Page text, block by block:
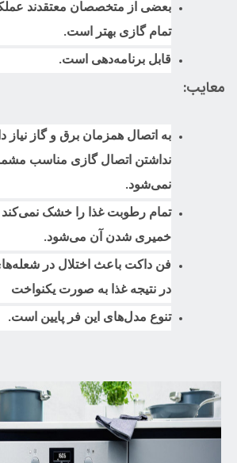
بعضی از متخصصان معتقدند
تمام گازی بهتر است.
قابل برنامه‌دهی است.
معایب:
به اتصال همزمان برق و گاز
نداشتن اتصال گازی مناسب
نمی‌شود.
تمام رطوبت غذا را خشک نمی‌کند
خمیری شدن آن می‌شود.
فن داکت باعث اختلال در
در نتیجه غذا به صورت
تنوع مدل‌های این فر پایین است.